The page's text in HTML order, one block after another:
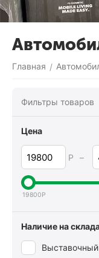
Главная /
Фильтры товаров
Цена
Р –
19800Р
Наличие на